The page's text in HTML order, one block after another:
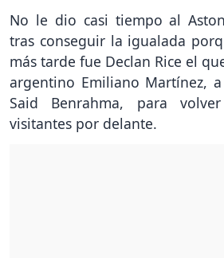
No le dio casi tiempo al
tras conseguir la igualada
más tarde fue Declan Rice el
argentino Emiliano Martínez,
Said Benrahma, para
visitantes por delante.